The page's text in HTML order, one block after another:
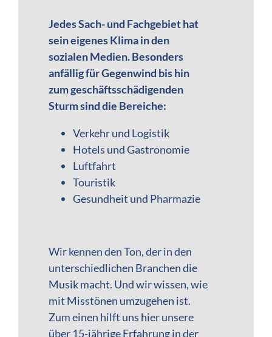
Jedes Sach- und Fachgebiet hat
sein eigenes Klima in den
sozialen Medien. Besonders
anfällig für Gegenwind bis hin
zum geschäftsschädigenden
Sturm sind die Bereiche:
Verkehr und Logistik
Hotels und Gastronomie
Luftfahrt
Touristik
Gesundheit und Pharmazie
Wir kennen den Ton, der in den
unterschiedlichen Branchen die
Musik macht. Und wir wissen, wie
mit Misstönen umzugehen ist.
Zum einen hilft uns hier unsere
über 15-jährige Erfahrung in der